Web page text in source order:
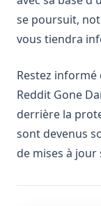
se poursuit,
vous tiendra
Restez
Reddit Gone
derrière la
sont devenus
de mises à